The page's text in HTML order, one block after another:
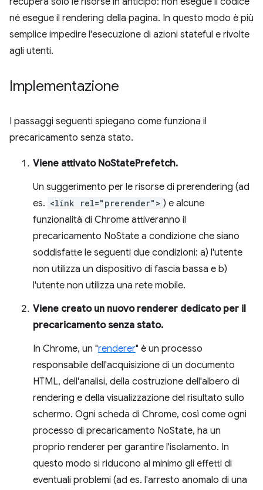
né esegue il rendering della pagina. In questo modo è più
semplice impedire l'esecuzione di azioni stateful e rivolte
agli utenti.
Implementazione
I passaggi seguenti spiegano come funziona il
precaricamento senza stato.
Viene attivato NoStatePrefetch.
Un suggerimento per le risorse di prerendering (ad
es. <link rel="prerender"> ) e alcune
funzionalità di Chrome attiveranno il
precaricamento NoState a condizione che siano
soddisfatte le seguenti due condizioni: a) l'utente
non utilizza un dispositivo di fascia bassa e b)
l'utente non utilizza una rete mobile.
Viene creato un nuovo renderer dedicato per il
precaricamento senza stato.
In Chrome, un "renderer" è un processo
responsabile dell'acquisizione di un documento
HTML, dell'analisi, della costruzione dell'albero di
rendering e della visualizzazione del risultato sullo
schermo. Ogni scheda di Chrome, così come ogni
processo di precaricamento NoState, ha un
proprio renderer per garantire l'isolamento. In
questo modo si riducono al minimo gli effetti di
eventuali problemi (ad es. l'arresto anomalo di una